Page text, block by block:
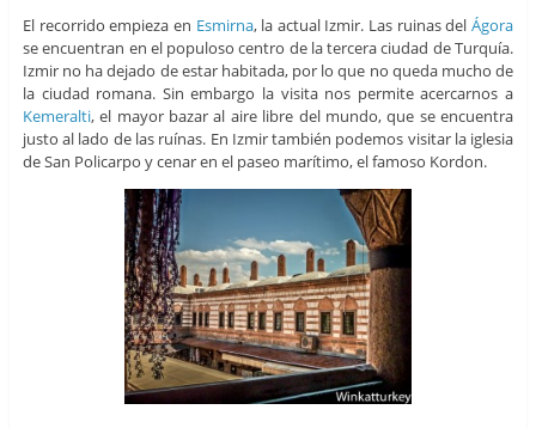
El recorrido empieza en Esmirna, la actual Izmir. Las ruinas delÁgora
se encuentran en el populoso centro de la tercera ciudad de Turquía.
Izmir no ha dejado de estar habitada, por lo que no queda mucho de
la ciudad romana. Sin embargo la visita nos permite acercarnos a
Kemeralti, el mayor bazar al aire libre del mundo, que se encuentra
justo al lado de las ruínas. En Izmir también podemos visitar la iglesia
de San Policarpo y cenar en el paseo marítimo, el famoso Kordon.